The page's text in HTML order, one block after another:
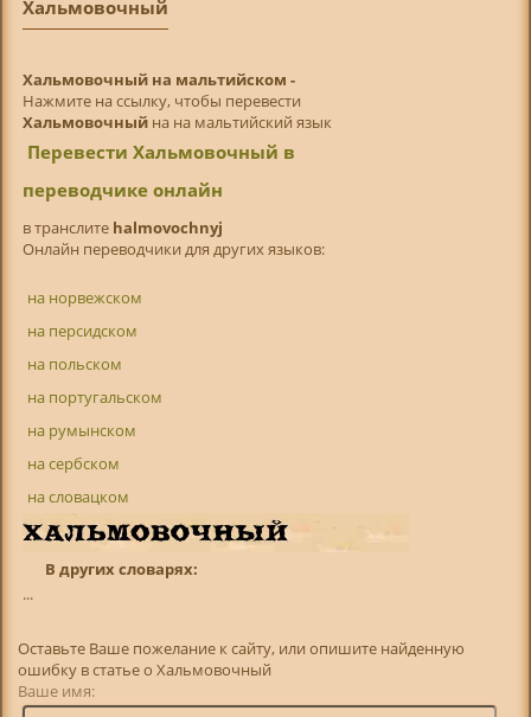
Хальмовочный
Хальмовочный на мальтийском -
Нажмите на ссылку, чтобы перевести
Хальмовочныйна на мальтийский язык
Перевести Хальмовочный в
переводчике онлайн
в транслитe halmovochnyj
Онлайн переводчики для других языков:
на норвежском
на персидском
на польском
на португальском
на румынском
на сербском
на словацком
В других словарях:
...
Оставьте Ваше пожелание к сайту, или опишите найденную
ошибку в статье о Хальмовочный
Ваше имя: